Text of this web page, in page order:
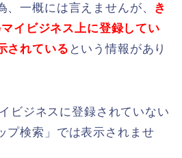
、一概には言えませんが、 き
イビジネス上に登録してい
されている という情報があり
ビジネスに登録されていない
プ検索」では表示されませ